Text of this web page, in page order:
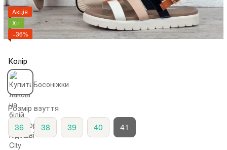
Акція
Хіт
−36%
Колір
Розмір взуття
36 38 39 40 41